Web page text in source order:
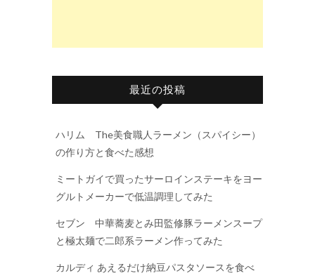
最近の投稿
ハリム The美食職人ラーメン（スパイシー）
の作り方と食べた感想
ミートガイで買ったサーロインステーキをヨー
グルトメーカーで低温調理してみた
セブン 中華蕎麦とみ田監修豚ラーメンスープ
と極太麺で二郎系ラーメン作ってみた
カルディ あえるだけ納豆パスタソースを食べ